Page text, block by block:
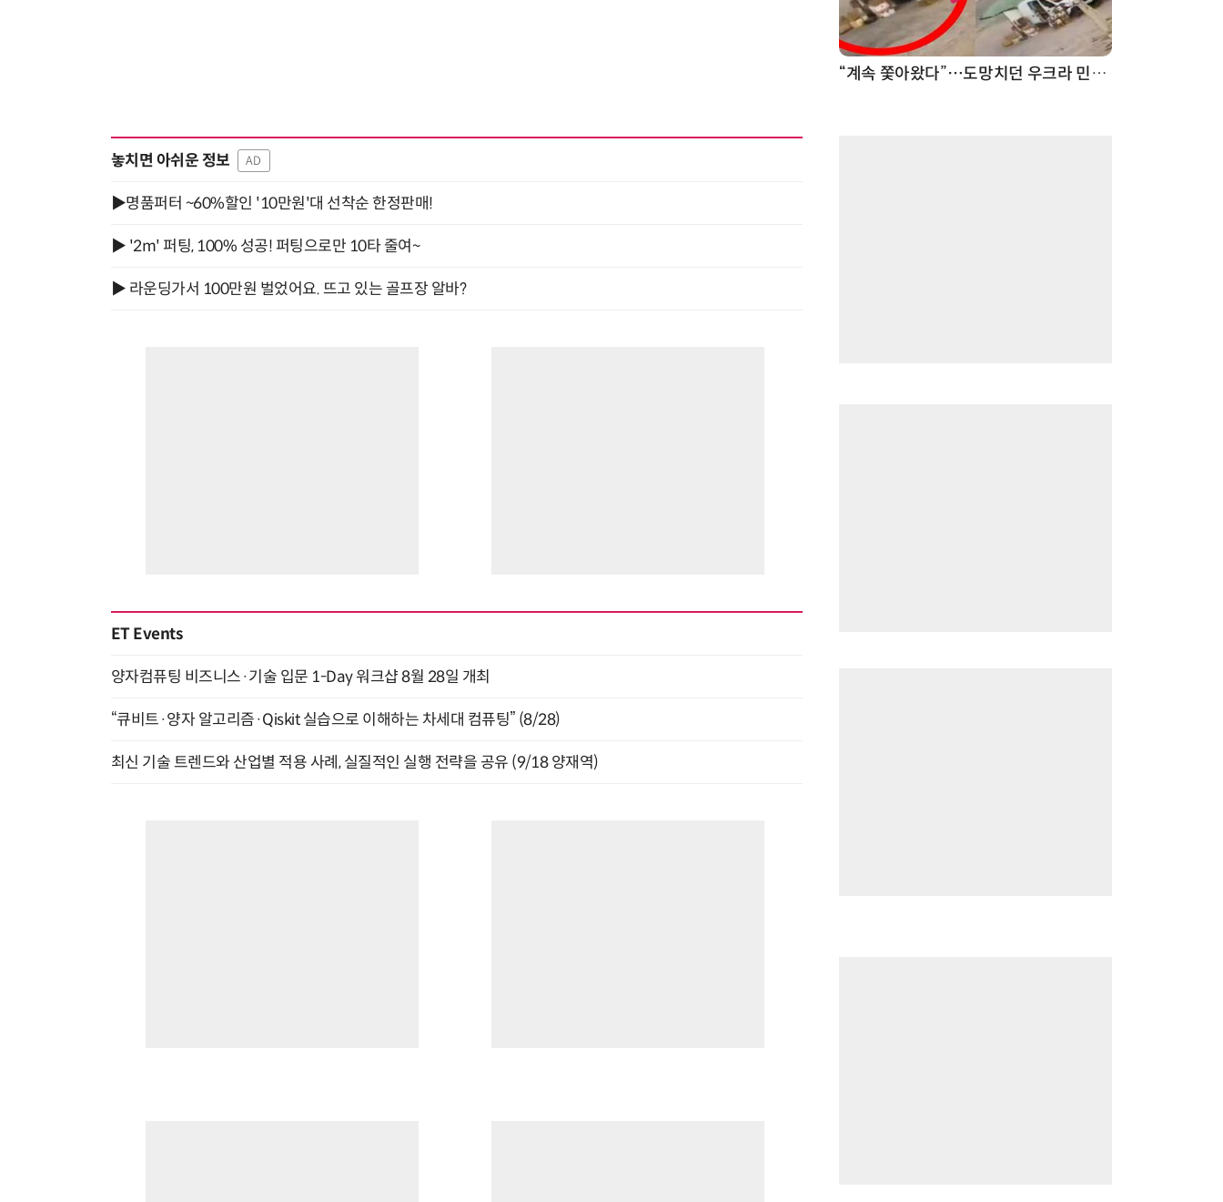
놓치면 아쉬운 정보 AD
▶명품퍼터 ~60%할인 '10만원'대 선착순 한정판매!
▶ '2m' 퍼팅, 100% 성공! 퍼팅으로만 10타 줄여~
▶ 라운딩가서 100만원 벌었어요. 뜨고 있는 골프장 알바?
ET Events
양자컴퓨팅 비즈니스·기술 입문 1-Day 워크샵 8월 28일 개최
“큐비트·양자 알고리즘·Qiskit 실습으로 이해하는 차세대 컴퓨팅” (8/28)
최신 기술 트렌드와 산업별 적용 사례, 실질적인 실행 전략을 공유 (9/18 양재역)
“계속 쫓아왔다”…도망치던 우크라 민간인 공격한 러 자폭 드론